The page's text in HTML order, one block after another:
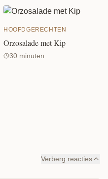
HOOFDGERECHTEN
Orzosalade met Kip
30 minuten
Verberg reacties